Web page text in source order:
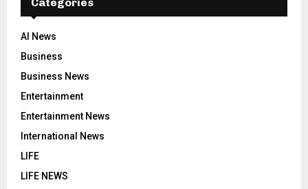
AI News
Business
Business News
Entertainment
Entertainment News
International News
LIFE
LIFE NEWS